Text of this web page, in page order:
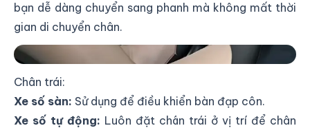
bạn dễ dàng chuyển sang phanh mà không mất thời
gian di chuyển chân.
Tư Thế Ngồi & Cách Đặt Chân Đúng Khi Lái Xe Ô Tô
Chân trái:
Xe số sàn: Sử dụng để điều khiển bàn đạp côn.
Xe số tự động: Luôn đặt chân trái ở vị trí để chân